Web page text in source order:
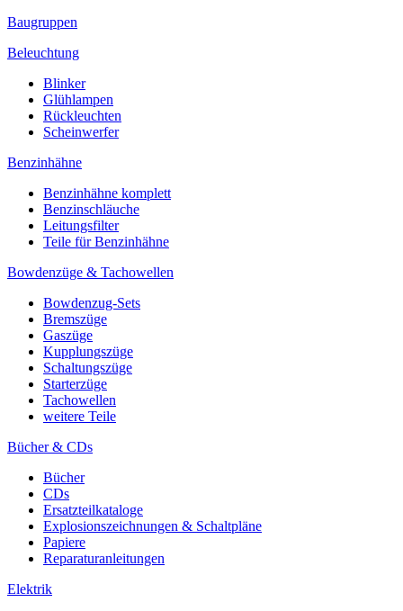
Baugruppen
Beleuchtung
Blinker
Glühlampen
Rückleuchten
Scheinwerfer
Benzinhähne
Benzinhähne komplett
Benzinschläuche
Leitungsfilter
Teile für Benzinhähne
Bowdenzüge & Tachowellen
Bowdenzug-Sets
Bremszüge
Gaszüge
Kupplungszüge
Schaltungszüge
Starterzüge
Tachowellen
weitere Teile
Bücher & CDs
Bücher
CDs
Ersatzteilkataloge
Explosionszeichnungen & Schaltpläne
Papiere
Reparaturanleitungen
Elektrik